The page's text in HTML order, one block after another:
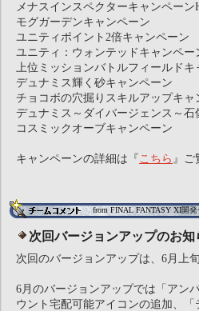
メナスインスペクターキャンペーン
モグガーデンキャンペーン
ユニティポイント2倍キャンペーン
ユニティ：ウォンテッドキャンペー
上位ミッションバトルフィールドキ
デュナミス輝く砂キャンペーン
チョコボの穴掘りスキルアップキャ
デュナミス～ダイバージェンス～
コスミックオーブキャンペーン
キャンペーンの詳細は『 こちら 』ご
from FINAL FANTASY XI開
次回バージョンアップのお知
次回のバージョンアップは、6月上
6月のバージョンアップでは「アン
ウント宅配可能アイコンの追加、